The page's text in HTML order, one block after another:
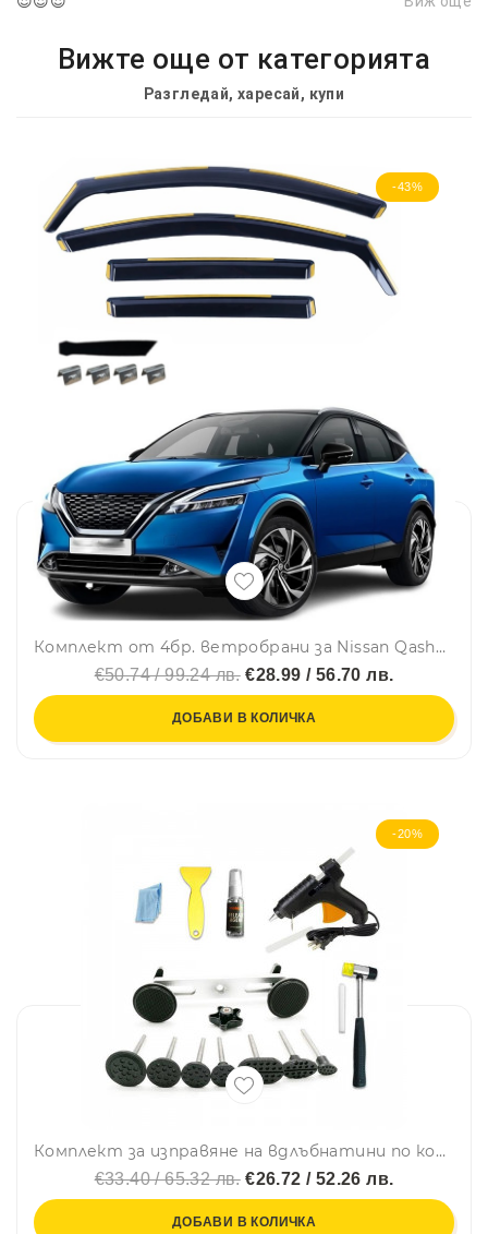
Вижте още от категорията
Разгледай, харесай, купи
-43%
Комплект от 4бр. ветробрани за Nissan Qashqai III (J12) 2021 - 2024 г.
€50.74 / 99.24 лв.€28.99 / 56.70 лв.
ДОБАВИ В КОЛИЧКА
-20%
Комплект за изправяне на вдлъбнатини по колата Visbella
€33.40 / 65.32 лв.€26.72 / 52.26 лв.
ДОБАВИ В КОЛИЧКА